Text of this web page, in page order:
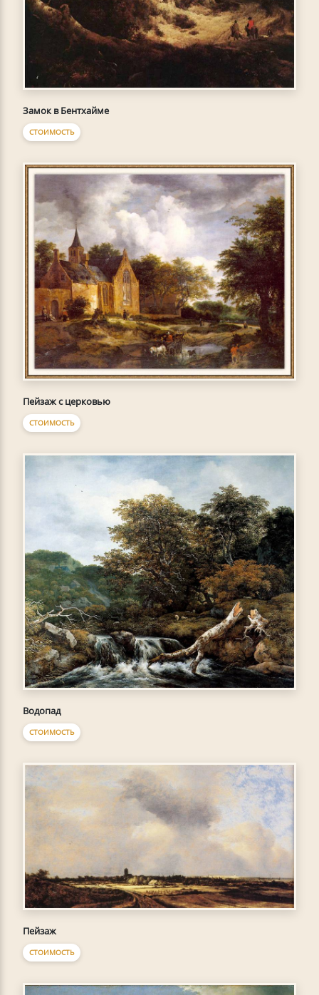
Замок в Бентхайме
СТОИМОСТЬ
Пейзаж с церковью
СТОИМОСТЬ
Водопад
СТОИМОСТЬ
Пейзаж
СТОИМОСТЬ